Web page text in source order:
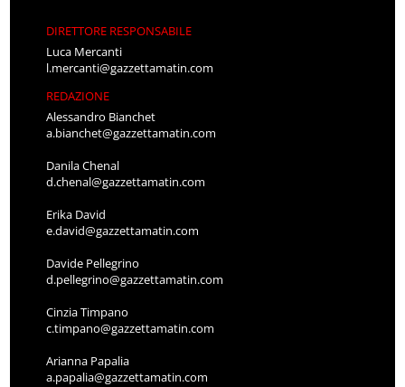
DIRETTORE RESPONSABILE
Luca Mercanti
l.mercanti@gazzettamatin.com
REDAZIONE
Alessandro Bianchet
a.bianchet@gazzettamatin.com
Danila Chenal
d.chenal@gazzettamatin.com
Erika David
e.david@gazzettamatin.com
Davide Pellegrino
d.pellegrino@gazzettamatin.com
Cinzia Timpano
c.timpano@gazzettamatin.com
Arianna Papalia
a.papalia@gazzettamatin.com